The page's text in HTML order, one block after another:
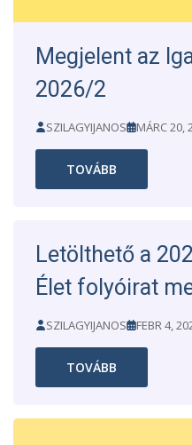
Megjelent az
2026/2
SZILAGYIJANOS MÁRC 20,
TOVÁBB
Letölthető a
Élet folyóirat
SZILAGYIJANOS FEBR 4,
TOVÁBB